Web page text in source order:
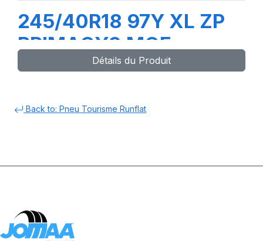
245/40R18 97Y XL ZP
PRIMACY3 MOE
Détails du Produit
Back to: Pneu Tourisme Runflat